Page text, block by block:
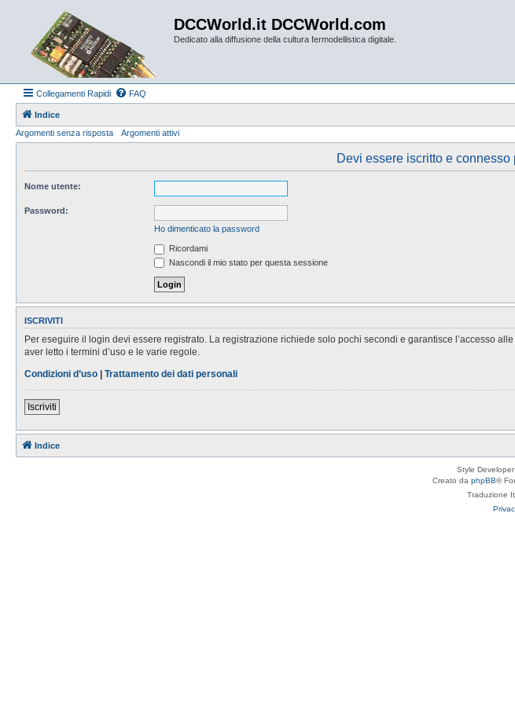
DCCWorld.it DCCWorld.com
Dedicato alla diffusione della cultura fermodellistica digitale.
Collegamenti Rapidi FAQ
Indice
Argomenti senza risposta
Argomenti attivi
Devi essere iscritto e
Nome utente:
Password:
Ho dimenticato la password
Ricordami
Nascondi il mio stato per questa sessione
ISCRIVITI
Per eseguire il login devi essere registrato. La registrazione richiede solo pochi secondi e garantisce l’accesso
aver letto i termini d’uso e le varie regole.
Condizioni d’uso | Trattamento dei dati personali
Iscriviti
Indice
Style
Creato da phpBB®
Traduzione